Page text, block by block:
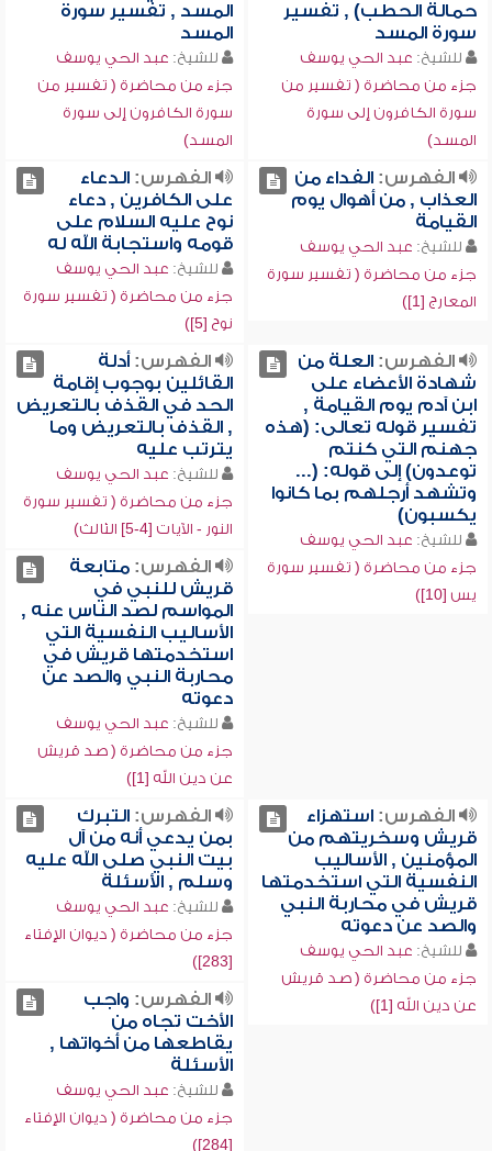
حمالة الحطب) , تفسير
سورة المسد
للشيخ: عبد الحي يوسف
جزء من محاضرة ( تفسير من
سورة الكافرون إلى سورة
المسد)
المسد , تفسير سورة
المسد
للشيخ: عبد الحي يوسف
جزء من محاضرة ( تفسير من
سورة الكافرون إلى سورة
المسد)
الفهرس:الفداء من
العذاب , من أهوال يوم
القيامة
للشيخ: عبد الحي يوسف
جزء من محاضرة ( تفسير سورة
المعارج [1])
الفهرس:الدعاء
على الكافرين , دعاء
نوح عليه السلام على
قومه واستجابة الله له
للشيخ: عبد الحي يوسف
جزء من محاضرة ( تفسير سورة
نوح [5])
الفهرس:العلة من
شهادة الأعضاء على
ابن آدم يوم القيامة ,
تفسير قوله تعالى: (هذه
جهنم التي كنتم
توعدون) إلى قوله: (...
وتشهد أرجلهم بما كانوا
يكسبون)
للشيخ: عبد الحي يوسف
جزء من محاضرة ( تفسير سورة
يس [10])
الفهرس:أدلة
القائلين بوجوب إقامة
الحد في القذف بالتعريض
, القذف بالتعريض وما
يترتب عليه
للشيخ: عبد الحي يوسف
جزء من محاضرة ( تفسير سورة
النور - الآيات [4-5] الثالث)
الفهرس:متابعة
قريش للنبي في
المواسم لصد الناس عنه ,
الأساليب النفسية التي
استخدمتها قريش في
محاربة النبي والصد عن
دعوته
للشيخ: عبد الحي يوسف
جزء من محاضرة ( صد قريش
عن دين الله [1])
الفهرس:استهزاء
قريش وسخريتهم من
المؤمنين , الأساليب
النفسية التي استخدمتها
قريش في محاربة النبي
والصد عن دعوته
للشيخ: عبد الحي يوسف
جزء من محاضرة ( صد قريش
عن دين الله [1])
الفهرس:التبرك
بمن يدعي أنه من آل
بيت النبي صلى الله عليه
وسلم , الأسئلة
للشيخ: عبد الحي يوسف
جزء من محاضرة ( ديوان الإفتاء
[283])
الفهرس: واجب
الأخت تجاه من
يقاطعها من أخواتها ,
الأسئلة
للشيخ: عبد الحي يوسف
جزء من محاضرة ( ديوان الإفتاء
[284])